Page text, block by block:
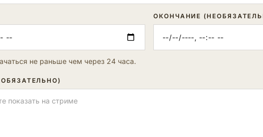
не раньше чем через 24 часа.
ОКОНЧАНИЕ